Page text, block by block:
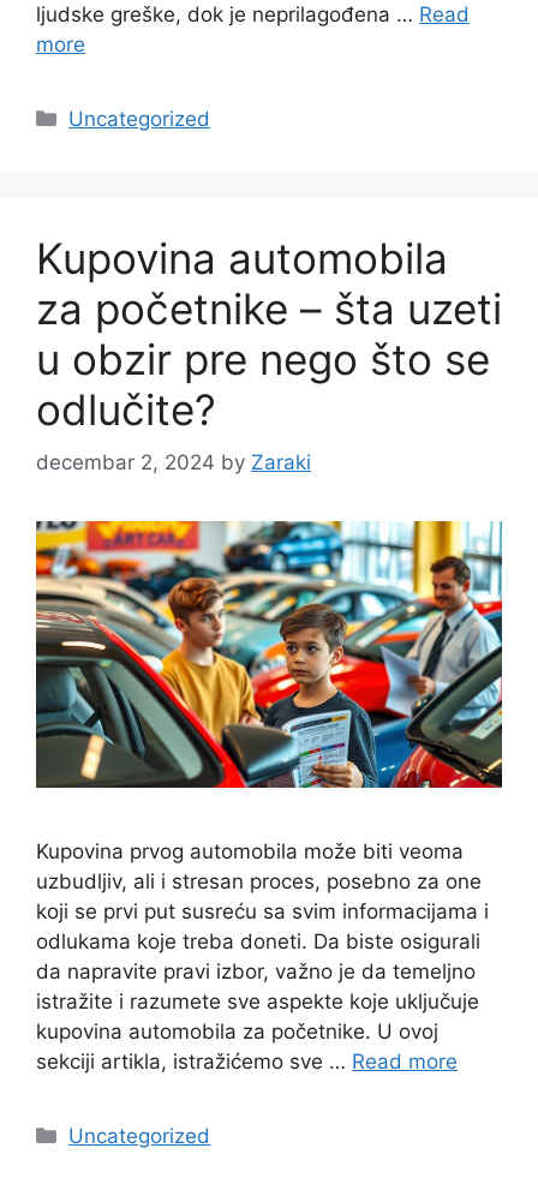
ljudske greške, dok je neprilagođena … Read
more
Categories
Uncategorized
Kupovina automobila
za početnike – šta uzeti
u obzir pre nego što se
odlučite?
decembar 2, 2024 by Zaraki
Kupovina prvog automobila može biti veoma
uzbudljiv, ali i stresan proces, posebno za one
koji se prvi put susreću sa svim informacijama i
odlukama koje treba doneti. Da biste osigurali
da napravite pravi izbor, važno je da temeljno
istražite i razumete sve aspekte koje uključuje
kupovina automobila za početnike. U ovoj
sekciji artikla, istražićemo sve … Read more
Categories
Uncategorized